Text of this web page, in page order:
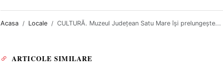
Acasa Locale CULTURĂ. Muzeul Județean Satu Mare își prelungește...
ARTICOLE SIMILARE